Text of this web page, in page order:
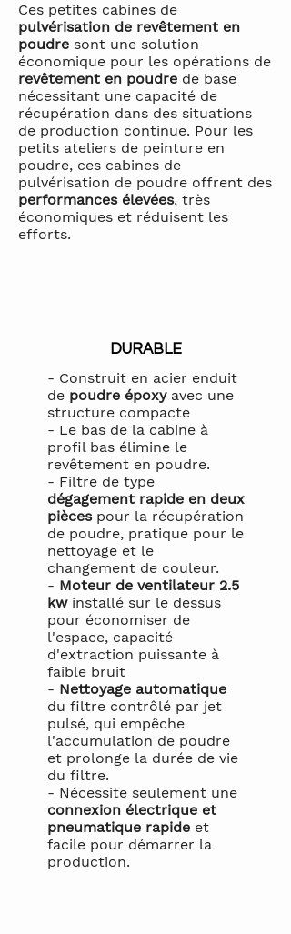
Ces petites cabines de
pulvérisation de revêtement en
poudre sont une solution
économique pour les opérations de
revêtement en poudre de base
nécessitant une capacité de
récupération dans des situations
de production continue. Pour les
petits ateliers de peinture en
poudre, ces cabines de
pulvérisation de poudre offrent des
performances élevées, très
économiques et réduisent les
efforts. ​
DURABLE
- Construit en acier enduit
de poudre époxy avec une
structure compacte
- Le bas de la cabine à
profil bas élimine le
revêtement en poudre.
- Filtre de type
dégagement rapide en deux
piècespour la récupération
de poudre, pratique pour le
nettoyage et le
changement de couleur.
- Moteur de ventilateur 2.5
kwinstallé sur le dessus
pour économiser de
l'espace, capacité
d'extraction puissante à
faible bruit
- Nettoyage automatique
du filtre contrôlé par jet
pulsé, qui empêche
l'accumulation de poudre
et prolonge la durée de vie
du filtre.
- Nécessite seulement une
connexion électrique et
pneumatique rapide et
facile pour démarrer la
production. ​